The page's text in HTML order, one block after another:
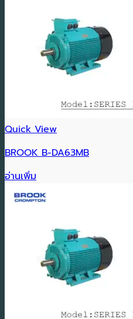
Quick View
BROOK B-DA63MB
อ่านเพิ่ม